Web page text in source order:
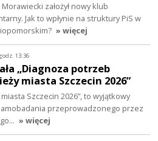
założył nowy klub
Jak to wpłynie na struktury PiS w
» więcej
13:36
„Diagnoza potrzeb
miasta Szczecin 2026”
Szczecin 2026”, to wyjątkowy
przeprowadzonego przez
» więcej